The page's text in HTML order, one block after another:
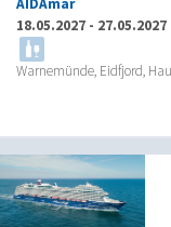
AIDAmar
18.05.2027 - 27.05.2027
Warnemünde, Eidfjord,